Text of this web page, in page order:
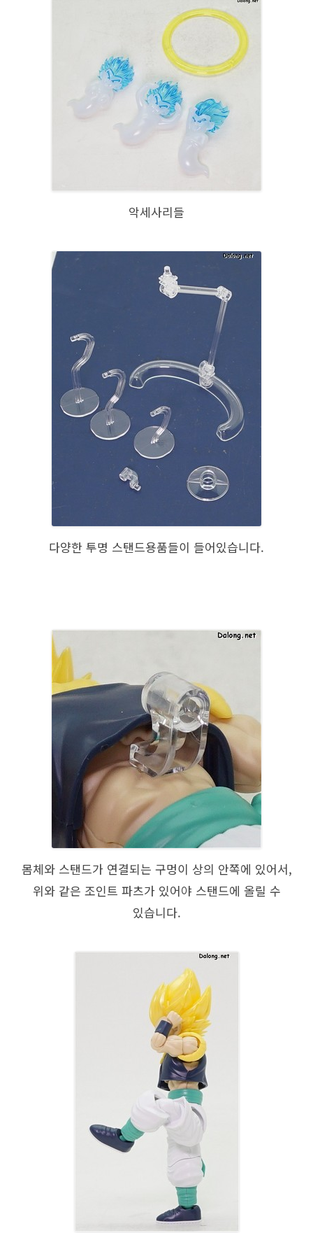
악세사리들
다양한 투명 스탠드용품들이 들어있습니다.
몸체와 스탠드가 연결되는 구멍이 상의 안쪽에 있어서,
위와 같은 조인트 파츠가 있어야 스탠드에 올릴 수
있습니다.